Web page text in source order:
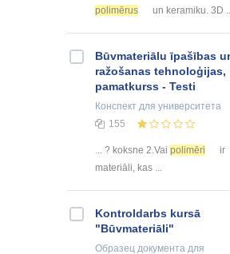
polimērus
un keramiku. 3D
Būvmateriālu īpašības
ražošanas tehnoloģijas,
pamatkurss - Testi
Конспект для университета
155
... ? koksne 2.Vai polimēri
ir
materiāli, kas ...
Kontroldarbs kursā
"Būvmateriāli"
Образец документа для